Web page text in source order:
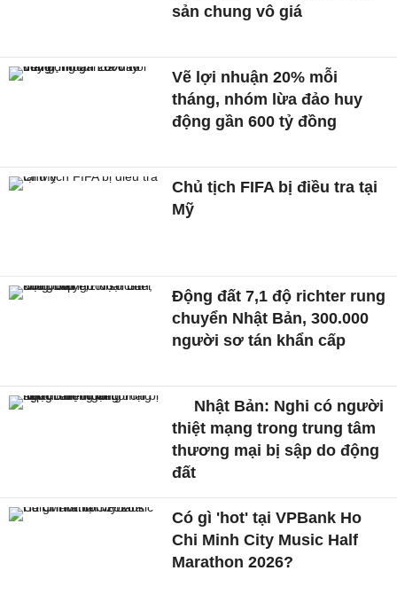
sản chung vô giá ​
Vẽ lợi nhuận 20% mỗi
tháng, nhóm lừa đảo huy
động gần 600 tỷ đồng
Chủ tịch FIFA bị điều tra tại
Mỹ
Động đất 7,1 độ richter rung
chuyển Nhật Bản, 300.000
người sơ tán khẩn cấp
Nhật Bản: Nghi có người
thiệt mạng trong trung tâm
thương mại bị sập do động
đất
Có gì 'hot' tại VPBank Ho
Chi Minh City Music Half
Marathon 2026?